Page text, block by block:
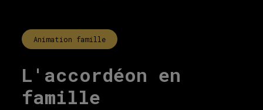
Animation famille
L'accordéon en
famille